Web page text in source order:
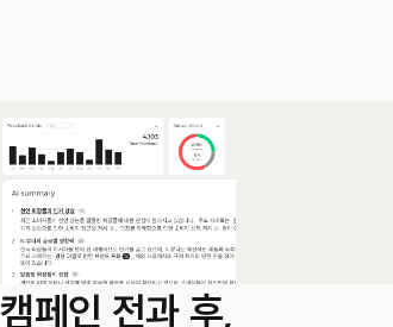
캠페인 전과 후,